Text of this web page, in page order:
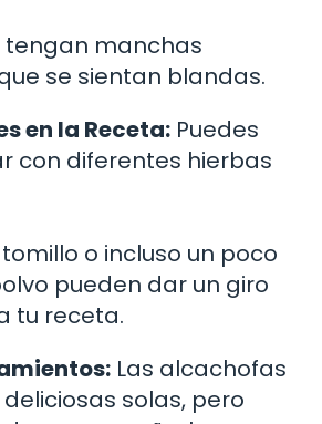
tengan manchas
se sientan blandas.
en la Receta: Puedes
con diferentes hierbas
o incluso un poco
pueden dar un giro
tu receta.
Las alcachofas
solas, pero